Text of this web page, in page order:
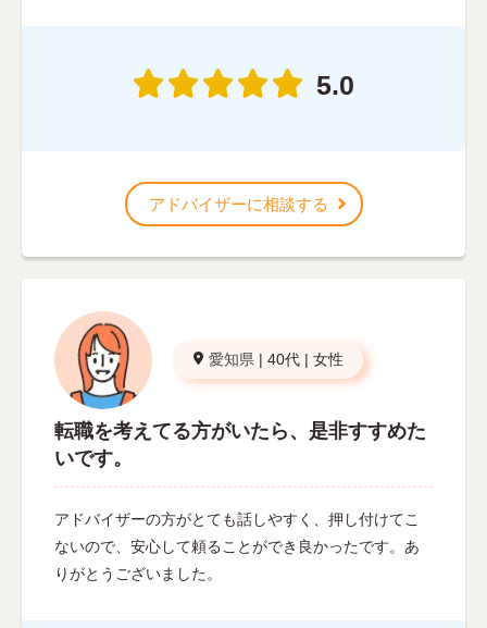
5.0
アドバイザーに相談する
愛知県 | 40代 | 女性
転職を考えてる方がいたら、是非すすめた
いです。
アドバイザーの方がとても話しやすく、押し付けてこ
ないので、安心して頼ることができ良かったです。あ
りがとうございました。